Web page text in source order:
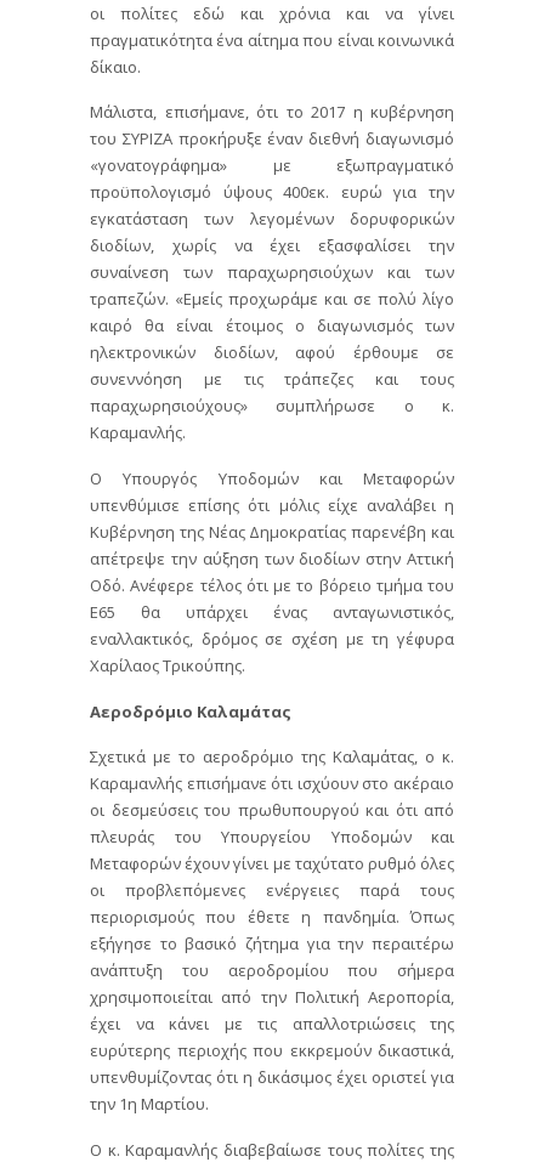
οι πολίτες εδώ και χρόνια και να γίνει
πραγματικότητα ένα αίτημα που είναι κοινωνικά
δίκαιο.
Μάλιστα, επισήμανε, ότι το 2017 η κυβέρνηση
του ΣΥΡΙΖΑ προκήρυξε έναν διεθνή διαγωνισμό
«γονατογράφημα» με εξωπραγματικό
προϋπολογισμό ύψους 400εκ. ευρώ για την
εγκατάσταση των λεγομένων δορυφορικών
διοδίων, χωρίς να έχει εξασφαλίσει την
συναίνεση των παραχωρησιούχων και των
τραπεζών. «Εμείς προχωράμε και σε πολύ λίγο
καιρό θα είναι έτοιμος ο διαγωνισμός των
ηλεκτρονικών διοδίων, αφού έρθουμε σε
συνεννόηση με τις τράπεζες και τους
παραχωρησιούχους» συμπλήρωσε ο κ.
Καραμανλής.
Ο Υπουργός Υποδομών και Μεταφορών
υπενθύμισε επίσης ότι μόλις είχε αναλάβει η
Κυβέρνηση της Νέας Δημοκρατίας παρενέβη και
απέτρεψε την αύξηση των διοδίων στην Αττική
Οδό. Ανέφερε τέλος ότι με το βόρειο τμήμα του
Ε65 θα υπάρχει ένας ανταγωνιστικός,
εναλλακτικός, δρόμος σε σχέση με τη γέφυρα
Χαρίλαος Τρικούπης.
Αεροδρόμιο Καλαμάτας
Σχετικά με το αεροδρόμιο της Καλαμάτας, ο κ.
Καραμανλής επισήμανε ότι ισχύουν στο ακέραιο
οι δεσμεύσεις του πρωθυπουργού και ότι από
πλευράς του Υπουργείου Υποδομών και
Μεταφορών έχουν γίνει με ταχύτατο ρυθμό όλες
οι προβλεπόμενες ενέργειες παρά τους
περιορισμούς που έθετε η πανδημία. Όπως
εξήγησε το βασικό ζήτημα για την περαιτέρω
ανάπτυξη του αεροδρομίου που σήμερα
χρησιμοποιείται από την Πολιτική Αεροπορία,
έχει να κάνει με τις απαλλοτριώσεις της
ευρύτερης περιοχής που εκκρεμούν δικαστικά,
υπενθυμίζοντας ότι η δικάσιμος έχει οριστεί για
την 1η Μαρτίου.
Ο κ. Καραμανλής διαβεβαίωσε τους πολίτες της